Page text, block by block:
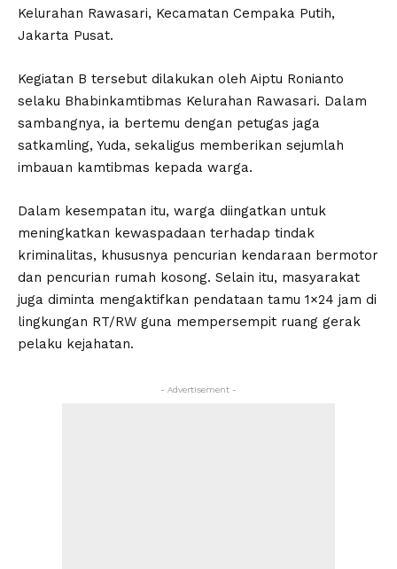
Kelurahan Rawasari, Kecamatan Cempaka Putih,
Jakarta Pusat.
Kegiatan B tersebut dilakukan oleh Aiptu Ronianto
selaku Bhabinkamtibmas Kelurahan Rawasari. Dalam
sambangnya, ia bertemu dengan petugas jaga
satkamling, Yuda, sekaligus memberikan sejumlah
imbauan kamtibmas kepada warga.
Dalam kesempatan itu, warga diingatkan untuk
meningkatkan kewaspadaan terhadap tindak
kriminalitas, khususnya pencurian kendaraan bermotor
dan pencurian rumah kosong. Selain itu, masyarakat
juga diminta mengaktifkan pendataan tamu 1×24 jam di
lingkungan RT/RW guna mempersempit ruang gerak
pelaku kejahatan.
- Advertisement -